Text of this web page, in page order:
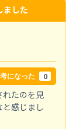
ました
になった 0
れたのを見
感じまし